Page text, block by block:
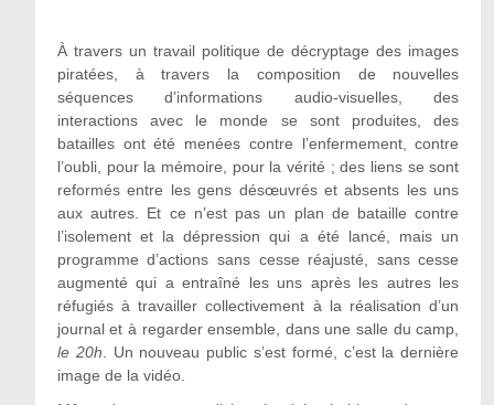
À travers un travail politique de décryptage des images
piratées, à travers la composition de nouvelles
séquences d’informations audio-visuelles, des
interactions avec le monde se sont produites, des
batailles ont été menées contre l’enfermement, contre
l’oubli, pour la mémoire, pour la vérité ; des liens se sont
reformés entre les gens désœuvrés et absents les uns
aux autres. Et ce n’est pas un plan de bataille contre
l’isolement et la dépression qui a été lancé, mais un
programme d’actions sans cesse réajusté, sans cesse
augmenté qui a entraîné les uns après les autres les
réfugiés à travailler collectivement à la réalisation d’un
journal et à regarder ensemble, dans une salle du camp,
le 20h . Un nouveau public s’est formé, c’est la dernière
image de la vidéo.